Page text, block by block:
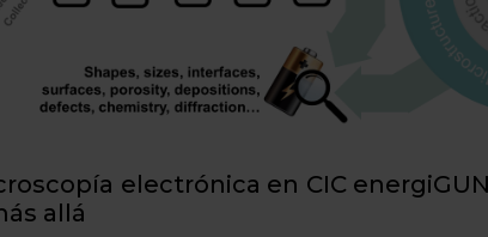
electrónica en CIC
allá